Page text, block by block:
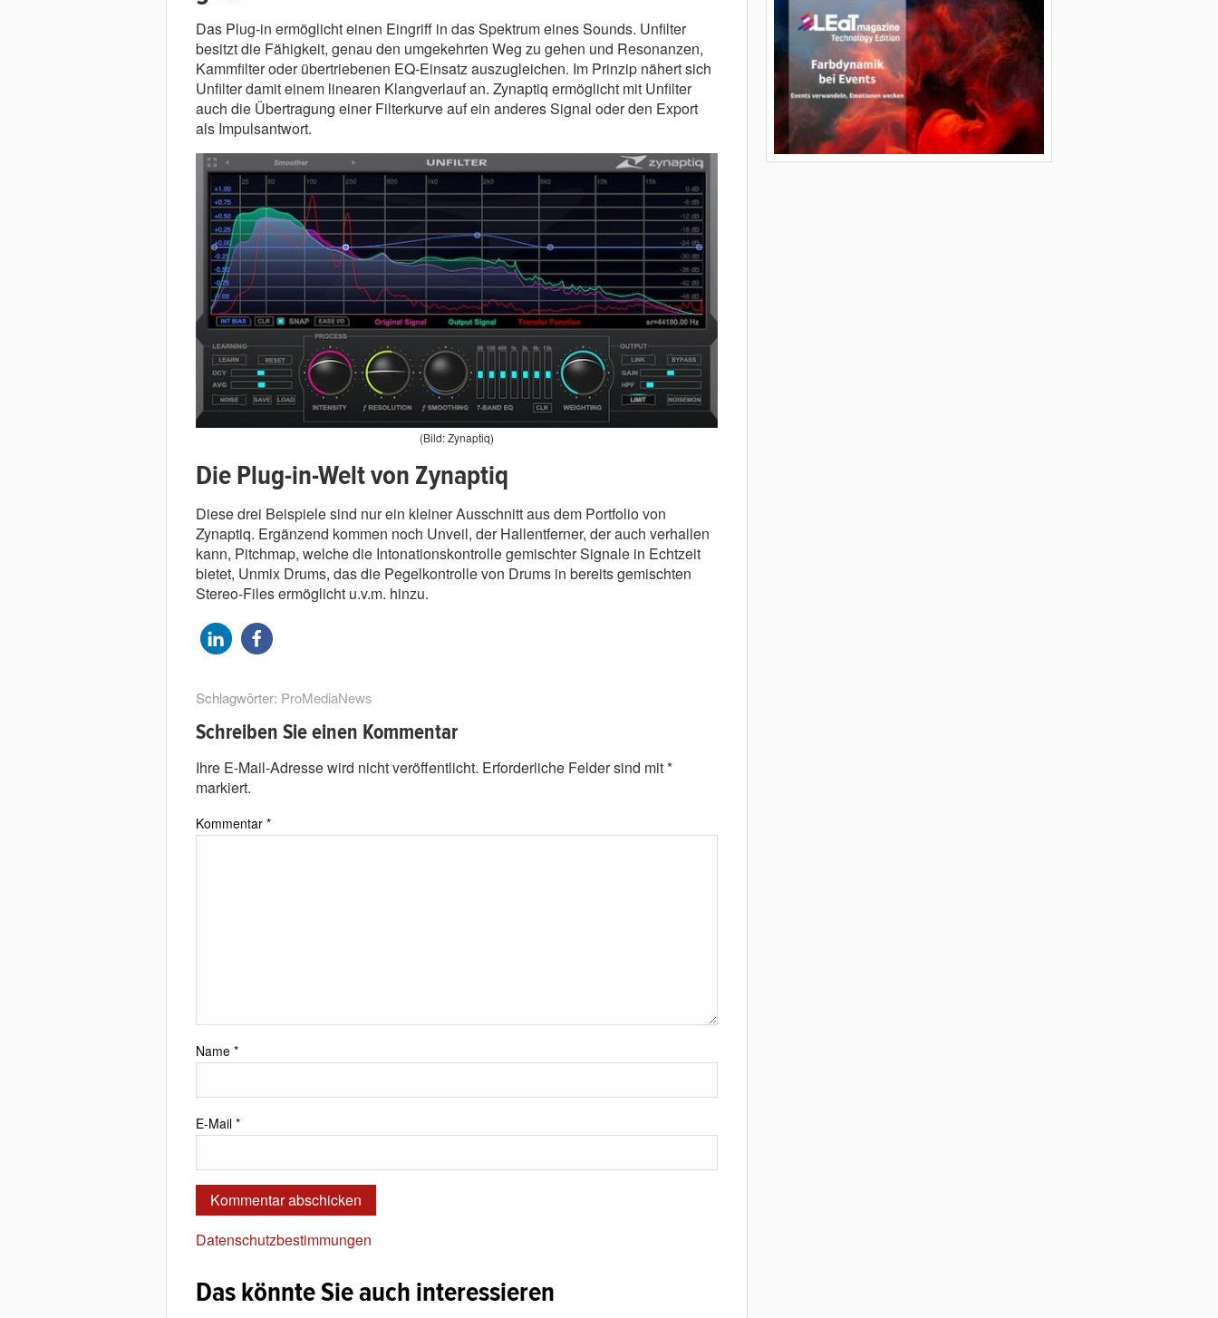
Das Plug-in ermöglicht einen Eingriff in das Spektrum eines Sounds. Unfilter
besitzt die Fähigkeit, genau den umgekehrten Weg zu gehen und Resonanzen,
Kammfilter oder übertriebenen EQ-Einsatz auszugleichen. Im Prinzip nähert sich
Unfilter damit einem linearen Klangverlauf an. Zynaptiq ermöglicht mit Unfilter
auch die Übertragung einer Filterkurve auf ein anderes Signal oder den Export
als Impulsantwort.
(Bild: Zynaptiq)
Die Plug-in-Welt von Zynaptiq
Diese drei Beispiele sind nur ein kleiner Ausschnitt aus dem Portfolio von
Zynaptiq. Ergänzend kommen noch Unveil, der Hallentferner, der auch verhallen
kann, Pitchmap, welche die Intonationskontrolle gemischter Signale in Echtzeit
bietet, Unmix Drums, das die Pegelkontrolle von Drums in bereits gemischten
Stereo-Files ermöglicht u.v.m. hinzu.
Schlagwörter: ProMediaNews
Schreiben Sie einen Kommentar
Ihre E-Mail-Adresse wird nicht veröffentlicht. Erforderliche Felder sind mit*
markiert.
Kommentar *
Name *
E-Mail *
Datenschutzbestimmungen
Das könnte Sie auch interessieren